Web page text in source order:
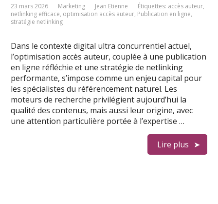
23 mars 2026 Marketing Jean Etienne Étiquettes: accès auteur,
netlinking efficace, optimisation accès auteur, Publication en ligne,
stratégie netlinking
Dans le contexte digital ultra concurrentiel actuel,
l’optimisation accès auteur, couplée à une publication
en ligne réfléchie et une stratégie de netlinking
performante, s’impose comme un enjeu capital pour
les spécialistes du référencement naturel. Les
moteurs de recherche privilégient aujourd’hui la
qualité des contenus, mais aussi leur origine, avec
une attention particulière portée à l’expertise …
Lire plus